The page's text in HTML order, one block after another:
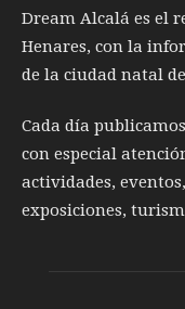
Dream Alcalá es el
Henares, con la
de la ciudad natal
Cada día
con especial
actividades,
exposiciones,